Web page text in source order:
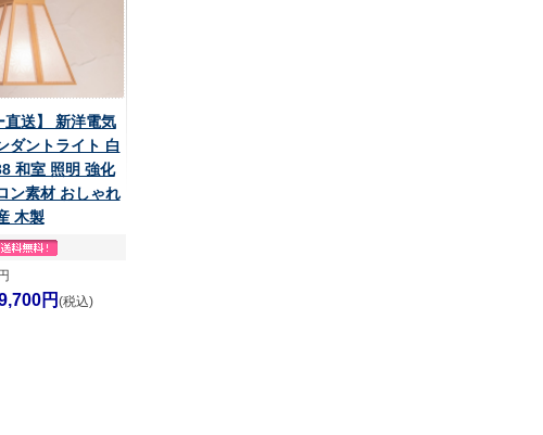
直送】 新洋電気
ダントライト 白
和室 照明 強化
ン素材 おしゃれ
木製
円 (税込)